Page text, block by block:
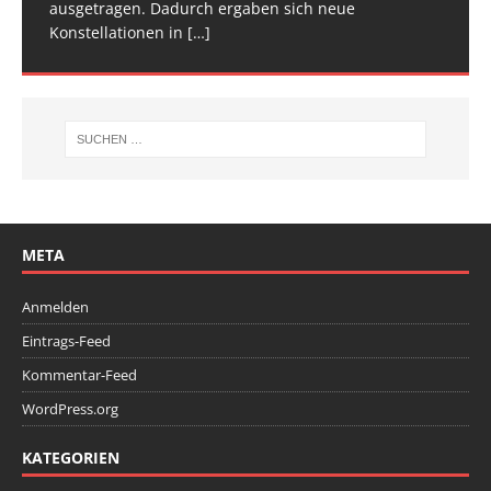
ausgetragen. Dadurch ergaben sich neue
Konstellationen in […]
Wettkampfwochenende: Am Samstag standen die
Deutschen[…]
META
Anmelden
Eintrags-Feed
Kommentar-Feed
WordPress.org
KATEGORIEN